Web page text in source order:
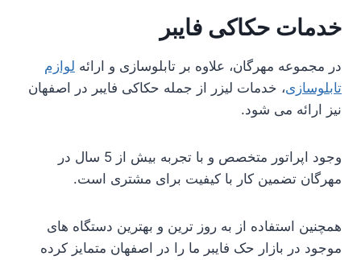
خدمات حکاکی فایبر
در مجموعه مهرگان، علاوه بر تابلوسازی و ارائه لوازم
تابلوسازی، خدمات لیزر از جمله حکاکی فایبر در اصفهان
نیز ارائه می شود.
وجود اپراتور متخصص و با تجربه بیش از 5 سال در
مهرگان تضمین کار با کیفیت برای مشتری است.
همچنین استفاده از به روز ترین و بهترین دستگاه های
موجود در بازار حک فایبر ما را در اصفهان متمایز کرده